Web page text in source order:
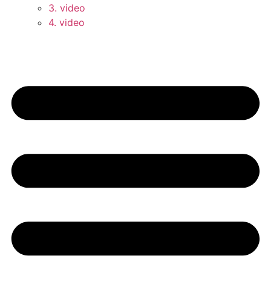
3. video
4. video